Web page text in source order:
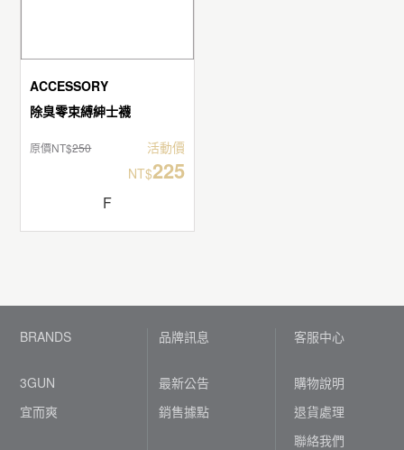
ACCESSORY
除臭零束縛紳士襪
原價NT$250
活動價
NT$225
F
BRANDS
3GUN
宜而爽
品牌訊息
最新公告
銷售據點
客服中心
購物說明
退貨處理
聯絡我們